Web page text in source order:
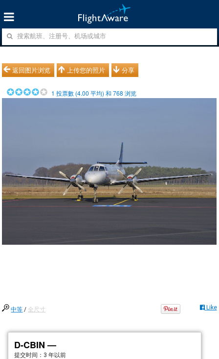
返回图片浏览 上传您的照片 分享
1 投票數 (4.00 平均) 和768 浏览
中等 / 全尺寸 Like
D-CBIN —
提交时间： 3 年以前